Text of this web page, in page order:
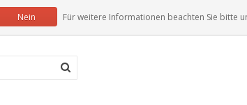
ANMELDEN
DE
Nein Für weitere Informationen beachten Sie bitte